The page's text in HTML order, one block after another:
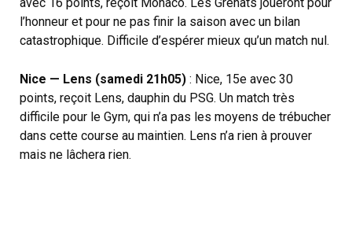
l’honneur et pour ne pas finir la saison avec un bilan
catastrophique. Difficile d’espérer mieux qu’un match nul.
Nice — Lens (samedi 21h05) : Nice, 15e avec 30
points, reçoit Lens, dauphin du PSG. Un match très
difficile pour le Gym, qui n’a pas les moyens de trébucher
dans cette course au maintien. Lens n’a rien à prouver
mais ne lâchera rien.